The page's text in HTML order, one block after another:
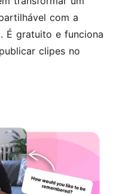
com a
. É gratuito e funciona
clipes no